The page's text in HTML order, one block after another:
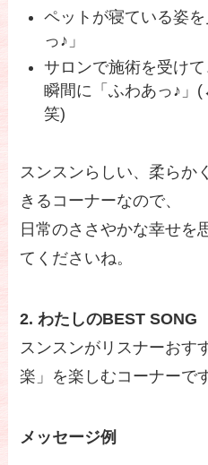
ペットが寝ている姿
っ♪」
サロンで施術を受け
瞬間に「ふわあっ♪」
笑)
スンスンらしい、柔らか
きるコーナーなので、
日常のささやかな幸せを
てくださいね。
2. わたしのBEST SONG
スンスンがリスナーおす
楽」を楽しむコーナーで
メッセージ例